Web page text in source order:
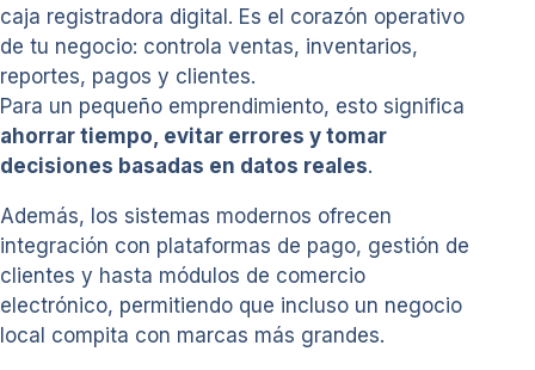
caja registradora digital. Es el corazón operativo
de tu negocio: controla ventas, inventarios,
reportes, pagos y clientes.
Para un pequeño emprendimiento, esto significa
ahorrar tiempo, evitar errores y tomar
decisiones basadas en datos reales.
Además, los sistemas modernos ofrecen
integración con plataformas de pago, gestión de
clientes y hasta módulos de comercio
electrónico, permitiendo que incluso un negocio
local compita con marcas más grandes.